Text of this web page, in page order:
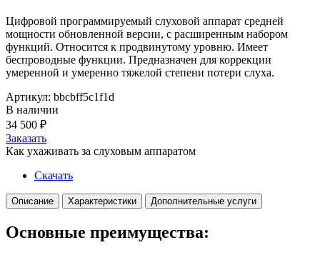
Цифровой программируемый слуховой аппарат средней
мощности обновленной версии, с расширенным набором
функций. Относится к продвинутому уровню. Имеет
беспроводные функции. Предназначен для коррекции
умеренной и умеренно тяжелой степени потери слуха.
Артикул: bbcbff5c1f1d
В наличии
34 500 ₽
Заказать
Как ухаживать за слуховым аппаратом
Скачать
Описание Характеристики Дополнительные услуги
Основные преимущества: